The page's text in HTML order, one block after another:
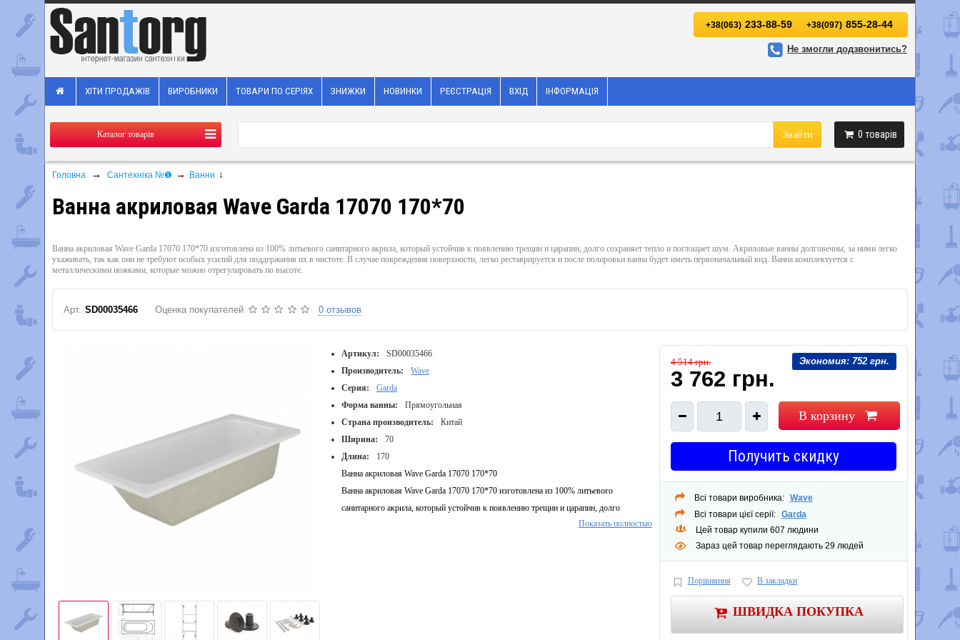
+38(063) 233-88-59 +38(097) 855-28-44
Не змогли додзвонитись?
ХІТИ ПРОДАЖІВ ВИРОБНИКИ ТОВАРИ ПО СЕРІЯХ ЗНИЖКИ НОВИНКИ РЕЄСТРАЦІЯ ВХІД ІНФОРМАЦІЯ
Каталог товарів 0 товарів
Знайти
Головна → Сантехніка №❶ → Ванни ↓
Ванна акриловая Wave Garda 17070 170*70
Ванна акриловая Wave Garda 17070 170*70 изготовлена из 100% литьевого санитарного акрила, который устойчив к появлению трещин и царапин, долго сохраняет тепло и поглощает шум. Акриловые ванны долговечны, за ними легко
ухаживать, так как они не требуют особых усилий для поддержания их в чистоте. В случае повреждения поверхности, легко реставрируется и после полировки ванна будет иметь первоначальный вид. Ванна комплектуется с
металлическими ножками, которые можно отрегулировать по высоте.
Арт. SD00035466 Оценка покупателей 0 отзывов
Артикул:
SD00035466
Производитель:
Wave
Серия:
Garda
Форма ванны:
Прямоугольная
Страна производитель:
Китай
Ширина:
70
Длина:
170
Ванна акриловая Wave Garda 17070 170*70
Ванна акриловая Wave Garda 17070 170*70 изготовлена из 100% литьевого
санитарного акрила, который устойчив к появлению трещин и царапин, долго
сохраняет тепло и поглощает шум. Акриловые ванны долговечны, за ними легко
Показать полностью
Экономия: 752 грн.
4 514 грн.
3 762 грн.
1 В корзину
Получить скидку
Всі товари виробника: Wave
Всі товари цієї серії: Garda
Цей товар купили 607 людини
Зараз цей товар переглядають 29 людей
Порівняння В закладки
ШВИДКА ПОКУПКА